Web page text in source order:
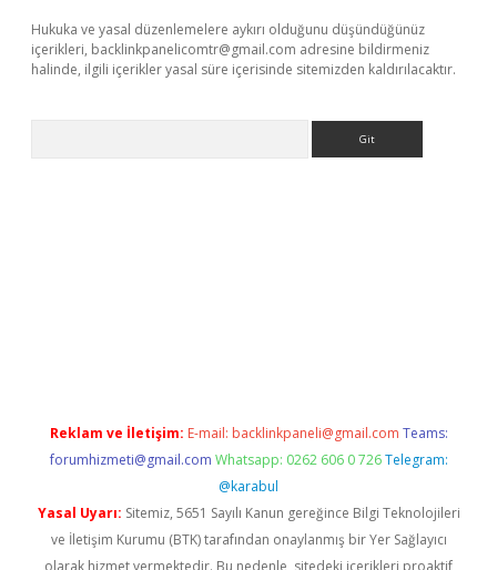
Hukuka ve yasal düzenlemelere aykırı olduğunu düşündüğünüz
içerikleri, backlinkpanelicomtr@gmail.com adresine bildirmeniz
halinde, ilgili içerikler yasal süre içerisinde sitemizden kaldırılacaktır.
Reklam ve İletişim: E-mail: backlinkpaneli@gmail.com Teams:
forumhizmeti@gmail.com Whatsapp: 0262 606 0 726 Telegram:
@karabul
Yasal Uyarı: Sitemiz, 5651 Sayılı Kanun gereğince Bilgi Teknolojileri
ve İletişim Kurumu (BTK) tarafından onaylanmış bir Yer Sağlayıcı
olarak hizmet vermektedir. Bu nedenle, sitedeki içerikleri proaktif